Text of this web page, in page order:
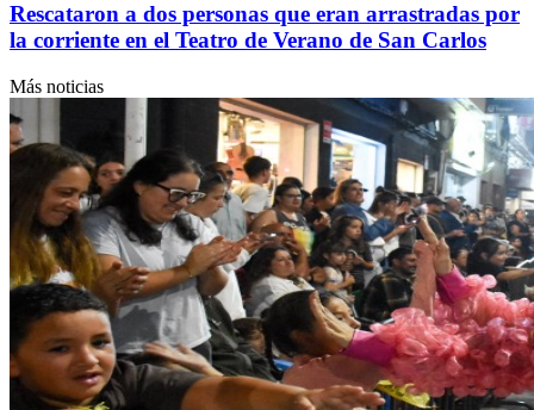
Rescataron a dos personas que eran arrastradas por
la corriente en el Teatro de Verano de San Carlos
Más noticias